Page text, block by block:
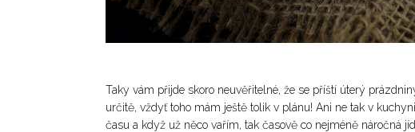
Taky vám přijde skoro neuvěřitelné, že se příští úterý
určitě, vždyť toho mám ještě tolik v plánu! Ani ne tak v
času a když už něco vařím, tak časově co nejméně náročná